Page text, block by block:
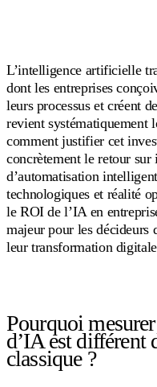
L’intelligence artificielle
dont les entreprises
leurs processus et créent
revient systématiquement
comment justifier cet
concrètement le retour sur
d’automatisation
technologiques et réalité
le ROI de l’IA en
majeur pour les décideurs
leur transformation
Pourquoi
d’IA est différent
classique ?